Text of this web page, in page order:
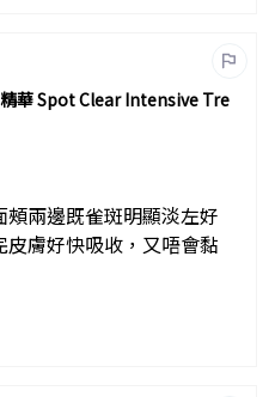
華 Spot Clear Intensive Tre
兩邊既雀斑明顯淡左好
膚好快吸收，又唔會黏